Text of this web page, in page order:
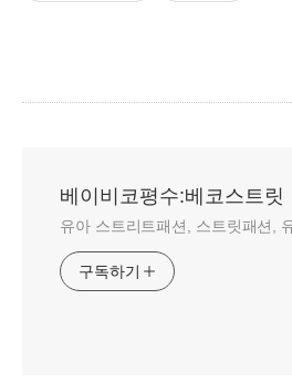
베이비코평수:베코스트릿
유아 스트리트패션, 스트릿패션,
구독하기